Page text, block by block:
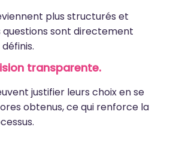
plus structurés et
questions sont directement
transparente.
justifier leurs choix en se
obtenus, ce qui renforce la